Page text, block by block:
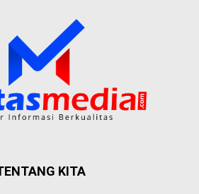
KITA